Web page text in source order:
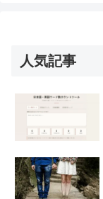
人気記事